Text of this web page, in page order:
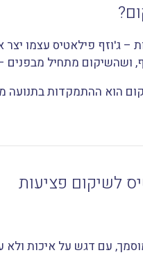
– ג'וזף פילאטיס עצמו
ושהשיקום מתחיל
הוא ההתמקדות בתנועה
לשיקום פציעות
עם דגש על איכות